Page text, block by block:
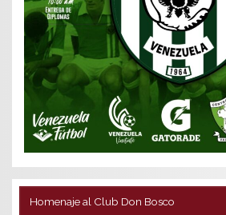
Homenaje al Club Don Bosco